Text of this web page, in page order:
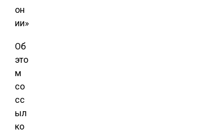
Об
это
м
со
сс
ыл
ко